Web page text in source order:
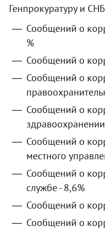
Генпрокуратуру и
Сообщений о
%
Сообщений о
Сообщений о
Сообщений о
Сообщений о
местного
Сообщений о
службе - 8,6%
Сообщений о
Сообщений о